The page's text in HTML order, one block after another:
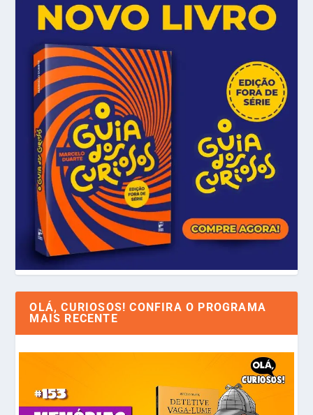
OLÁ, CURIOSOS! CONFIRA O PROGRAMA
MAIS RECENTE